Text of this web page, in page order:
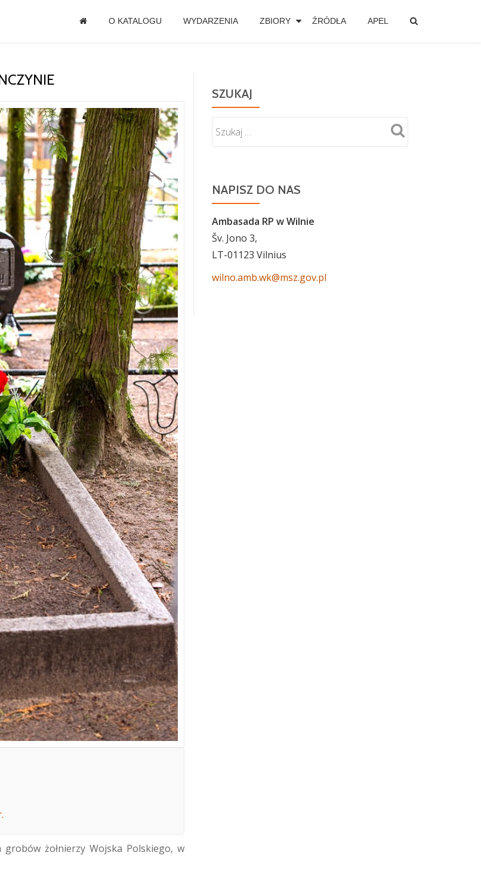
O KATALOGU WYDARZENIA ZBIORY ŹRÓDŁA APEL
żołnierzy Wojska Polskiego, w
SZUKAJ
NAPISZ DO NAS
Ambasada RP w Wilnie
Šv. Jono 3,
LT-01123 Vilnius
wilno.amb.wk@msz.gov.pl